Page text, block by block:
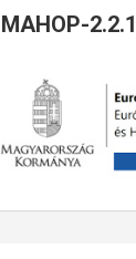
MAHOP-